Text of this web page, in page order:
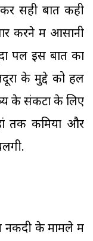
सही बातें कही
करने में आसानी
पल इस बात का
के मुद्दे को हल
के संकटों के लिए
तक कमियों और
नकदी के मामले में